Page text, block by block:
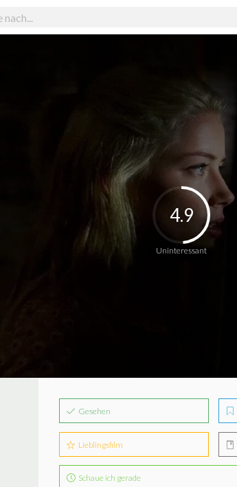
Uninteressant
4.9
Gesehen
Lieblingsfilm
Schaue ich gerade